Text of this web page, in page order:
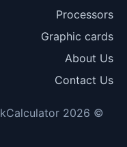
Processors
Graphic cards
About Us
Contact Us